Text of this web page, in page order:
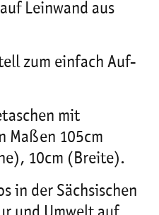
Leinwand aus
zum einfach Auf-
mit
Maßen 105cm
10cm (Breite).
in der Sächsischen